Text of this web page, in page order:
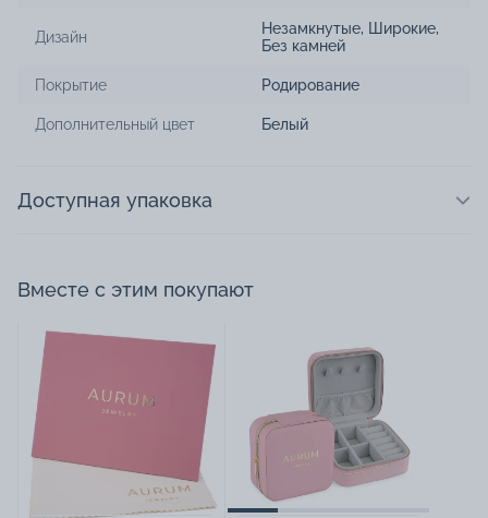
Дизайн Незамкнутые, Широкие,
Без камней
Покрытие Родирование
Дополнительный цвет Белый
Доступная упаковка
Вместе с этим покупают